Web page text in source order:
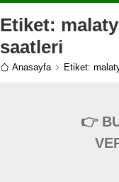
Etiket:
saatleri
Anasayfa Etiket:
👉